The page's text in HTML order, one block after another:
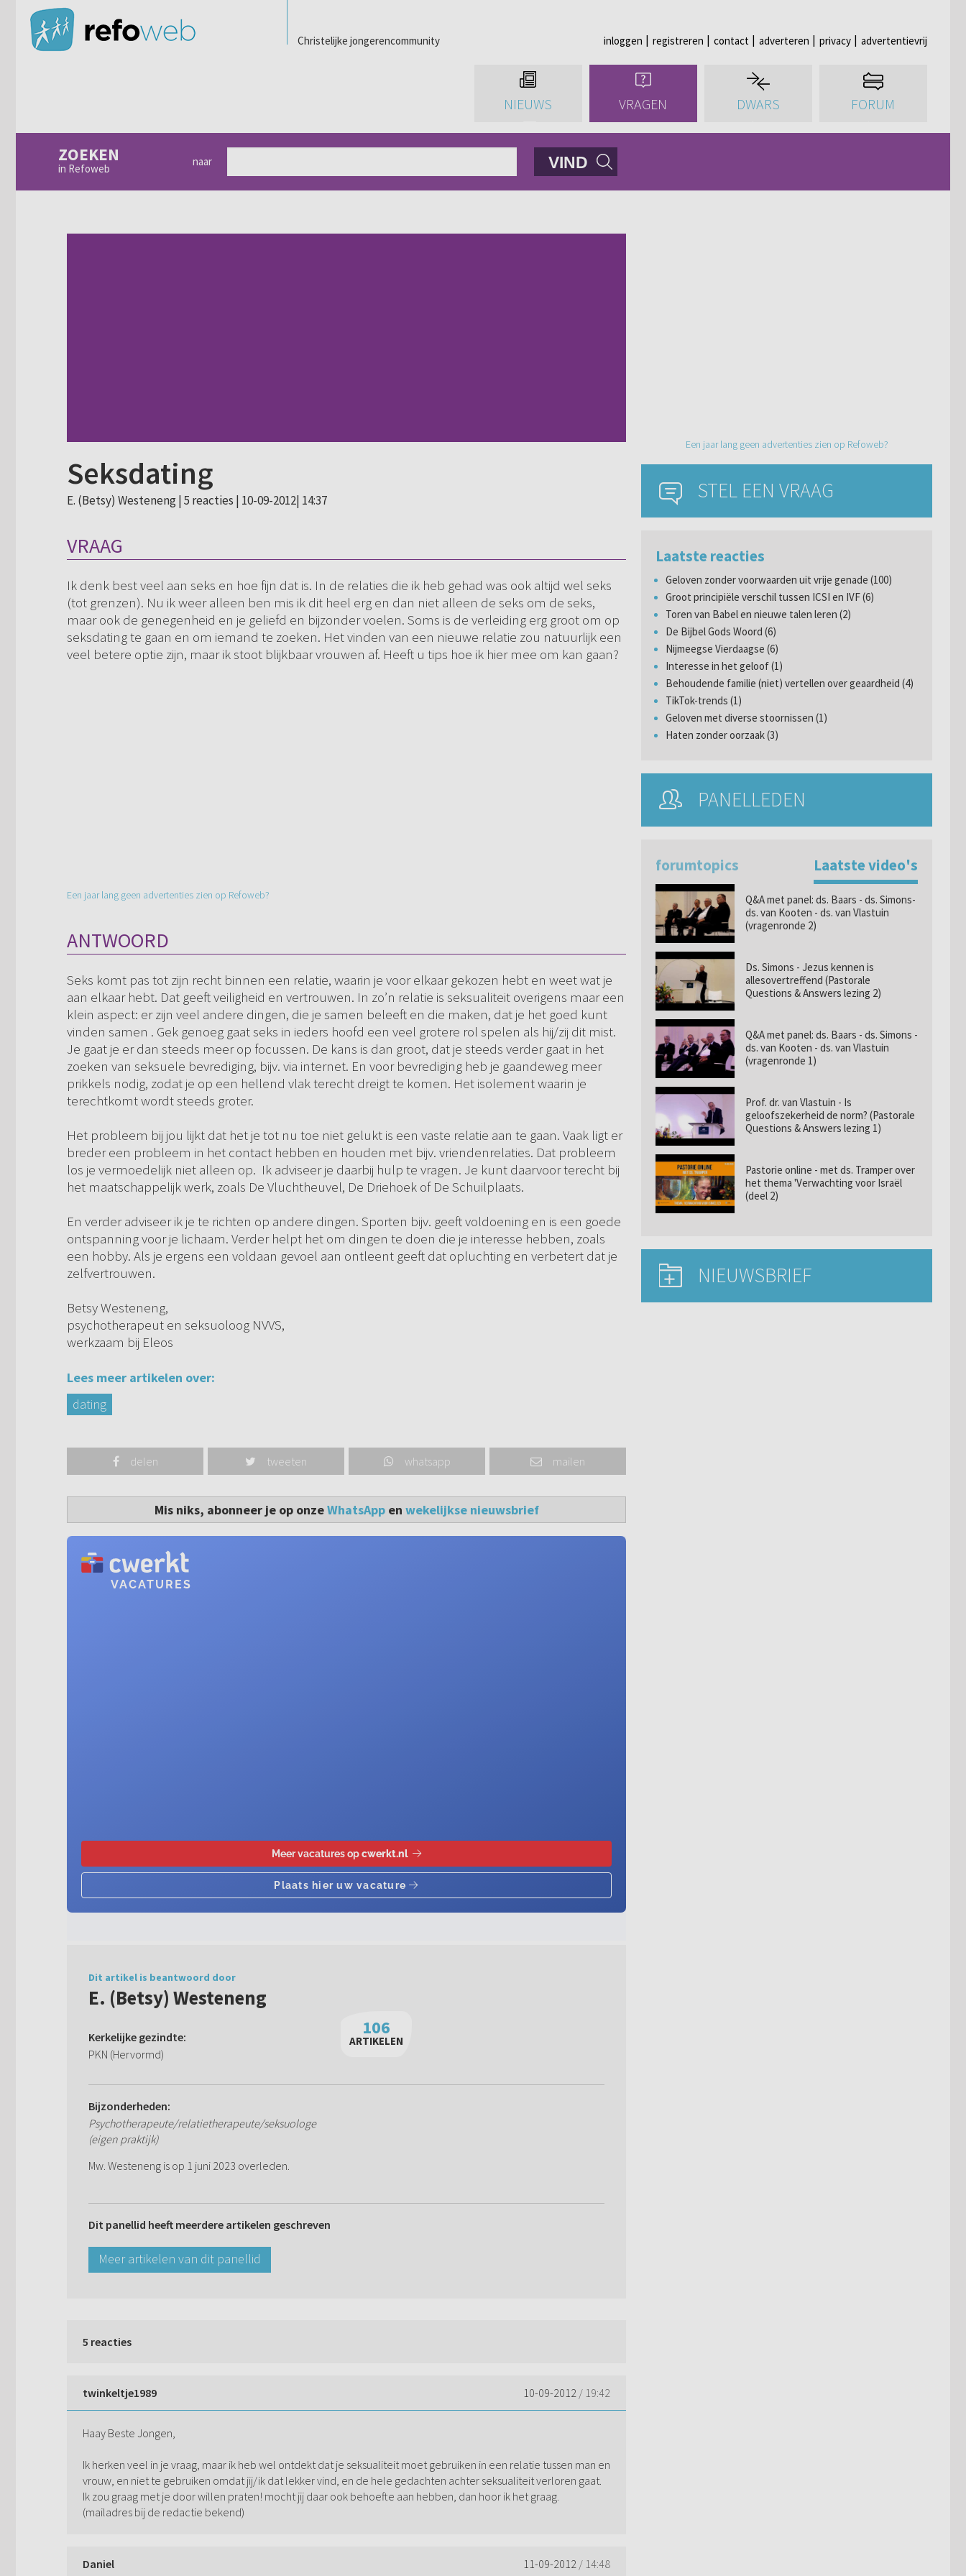
Christelijke jongerencommunity inloggen registreren contact adverteren privacy advertentievrij
NIEUWS VRAGEN DWARS FORUM
ZOEKEN
in Refoweb
naar VIND
Seksdating
E. (Betsy) Westeneng | 5 reacties | 10-09-2012| 14:37
VRAAG
Ik denk best veel aan seks en hoe fijn dat is. In de relaties die ik heb gehad was ook altijd wel seks
(tot grenzen). Nu ik weer alleen ben mis ik dit heel erg en dan niet alleen de seks om de seks,
maar ook de genegenheid en je geliefd en bijzonder voelen. Soms is de verleiding erg groot om op
seksdating te gaan en om iemand te zoeken. Het vinden van een nieuwe relatie zou natuurlijk een
veel betere optie zijn, maar ik stoot blijkbaar vrouwen af. Heeft u tips hoe ik hier mee om kan gaan?
Een jaar lang geen advertenties zien op Refoweb?
ANTWOORD
Seks komt pas tot zijn recht binnen een relatie, waarin je voor elkaar gekozen hebt en weet wat je
aan elkaar hebt. Dat geeft veiligheid en vertrouwen. In zo’n relatie is seksualiteit overigens maar een
klein aspect: er zijn veel andere dingen, die je samen beleeft en die maken, dat je het goed kunt
vinden samen . Gek genoeg gaat seks in ieders hoofd een veel grotere rol spelen als hij/zij dit mist.
Je gaat je er dan steeds meer op focussen. De kans is dan groot, dat je steeds verder gaat in het
zoeken van seksuele bevrediging, bijv. via internet. En voor bevrediging heb je gaandeweg meer
prikkels nodig, zodat je op een hellend vlak terecht dreigt te komen. Het isolement waarin je
terechtkomt wordt steeds groter.
Het probleem bij jou lijkt dat het je tot nu toe niet gelukt is een vaste relatie aan te gaan. Vaak ligt er
breder een probleem in het contact hebben en houden met bijv. vriendenrelaties. Dat probleem
los je vermoedelijk niet alleen op. Ik adviseer je daarbij hulp te vragen. Je kunt daarvoor terecht bij
het maatschappelijk werk, zoals De Vluchtheuvel, De Driehoek of De Schuilplaats.
En verder adviseer ik je te richten op andere dingen. Sporten bijv. geeft voldoening en is een goede
ontspanning voor je lichaam. Verder helpt het om dingen te doen die je interesse hebben, zoals
een hobby. Als je ergens een voldaan gevoel aan ontleent geeft dat opluchting en verbetert dat je
zelfvertrouwen.
Betsy Westeneng,
psychotherapeut en seksuoloog NVVS,
werkzaam bij Eleos
Lees meer artikelen over:
dating
delen tweeten whatsapp mailen
Mis niks, abonneer je op onzeWhatsAppen wekelijkse nieuwsbrief
Dit artikel is beantwoord door
E. (Betsy) Westeneng
Kerkelijke gezindte:
PKN (Hervormd)
106
ARTIKELEN
Bijzonderheden:
Psychotherapeute/relatietherapeute/seksuologe
(eigen praktijk)
Mw. Westeneng is op 1 juni 2023 overleden.
Dit panellid heeft meerdere artikelen geschreven
Meer artikelen van dit panellid
5 reacties
twinkeltje1989 10-09-2012 / 19:42
Haay Beste Jongen,
Ik herken veel in je vraag, maar ik heb wel ontdekt dat je seksualiteit moet gebruiken in een relatie tussen man en
vrouw, en niet te gebruiken omdat jij/ik dat lekker vind, en de hele gedachten achter seksualiteit verloren gaat.
Ik zou graag met je door willen praten! mocht jij daar ook behoefte aan hebben, dan hoor ik het graag.
(mailadres bij de redactie bekend)
Daniel 11-09-2012 / 14:48
Een jaar lang geen advertenties zien op Refoweb?
STEL EEN VRAAG
Laatste reacties
Geloven zonder voorwaarden uit vrije genade (100)
Groot principiële verschil tussen ICSI en IVF (6)
Toren van Babel en nieuwe talen leren (2)
De Bijbel Gods Woord (6)
Nijmeegse Vierdaagse (6)
Interesse in het geloof (1)
Behoudende familie (niet) vertellen over geaardheid (4)
TikTok-trends (1)
Geloven met diverse stoornissen (1)
Haten zonder oorzaak (3)
PANELLEDEN
forumtopics Laatste video's
Q&A met panel: ds. Baars - ds. Simons-
ds. van Kooten - ds. van Vlastuin
(vragenronde 2)
Ds. Simons - Jezus kennen is
allesovertreffend (Pastorale
Questions & Answers lezing 2)
Q&A met panel: ds. Baars - ds. Simons -
ds. van Kooten - ds. van Vlastuin
(vragenronde 1)
Prof. dr. van Vlastuin - Is
geloofszekerheid de norm? (Pastorale
Questions & Answers lezing 1)
Pastorie online - met ds. Tramper over
het thema 'Verwachting voor Israël
(deel 2)
NIEUWSBRIEF